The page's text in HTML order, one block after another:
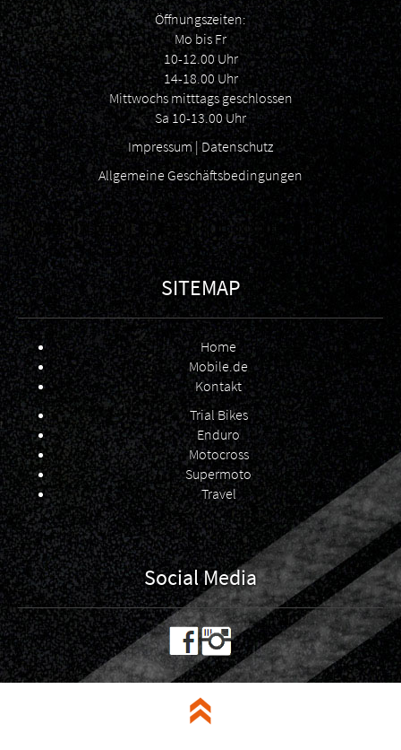
Öffnungszeiten:
Mo bis Fr
10-12.00 Uhr
14-18.00 Uhr
Mittwochs mitttags geschlossen
Sa 10-13.00 Uhr
Impressum | Datenschutz
Allgemeine Geschäftsbedingungen
SITEMAP
Home
Mobile.de
Kontakt
Trial Bikes
Enduro
Motocross
Supermoto
Travel
Social Media